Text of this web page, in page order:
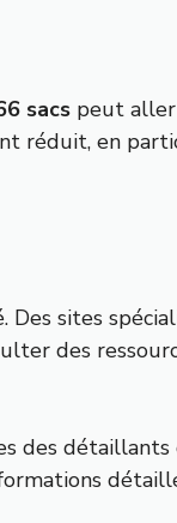
sacs peut aller
réduit, en
sites
des
des détaillants